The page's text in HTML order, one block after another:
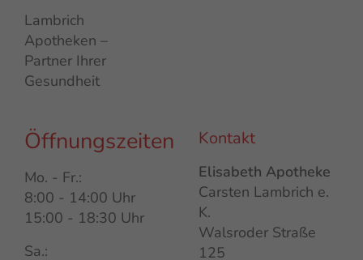
Lambrich
Apotheken –
Partner Ihrer
Gesundheit
Öffnungszeiten
Mo. - Fr.:
8:00 - 14:00 Uhr
15:00 - 18:30 Uhr
Sa.:
Kontakt
Elisabeth Apotheke
Carsten Lambrich e.
K.
Walsroder Straße
125